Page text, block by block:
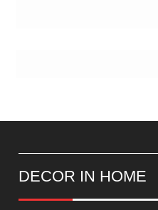
DECOR IN HOME